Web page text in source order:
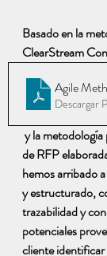
Basado en la
ClearStream
Agile
Descargar
y la metodología
de RFP
hemos arribado
y estructurado,
trazabilidad y
potenciales
cliente